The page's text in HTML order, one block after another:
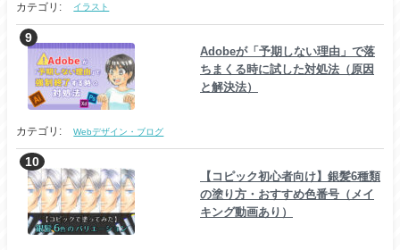
カテゴリ: イラスト
Adobeが「予期しない理由」で落
ちまくる時に試した対処法（原因
と解決法）
カテゴリ: Webデザイン・ブログ
【コピック初心者向け】銀髪6種類
の塗り方・おすすめ色番号（メイ
キング動画あり）